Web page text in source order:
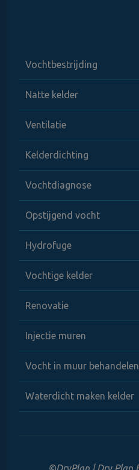
Vochtbestrijding
Natte kelder
Ventilatie
Kelderdichting
Vochtdiagnose
Opstijgend vocht
Hydrofuge
Vochtige kelder
Renovatie
Injectie muren
Vocht in muur behandelen
Waterdicht maken kelder